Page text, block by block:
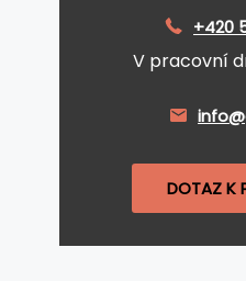
+420
V pracovní
DOTAZ K